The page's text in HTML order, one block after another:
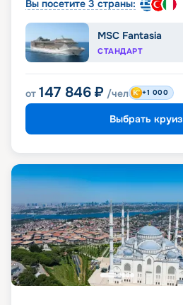
Вы посетите 3 страны:
MSC Fantasia
СТАНДАРТ
от 147 846 ₽ /чел +1 000
Выбрать круиз